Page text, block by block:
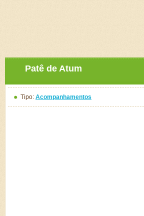
Patê de Atum
Tipo: Acompanhamentos